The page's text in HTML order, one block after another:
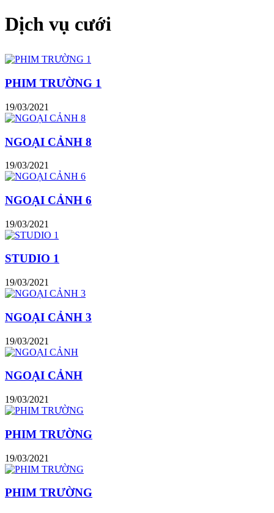
Dịch vụ cưới
PHIM TRƯỜNG 1
19/03/2021
NGOẠI CẢNH 8
19/03/2021
NGOẠI CẢNH 6
19/03/2021
STUDIO 1
19/03/2021
NGOẠI CẢNH 3
19/03/2021
NGOẠI CẢNH
19/03/2021
PHIM TRƯỜNG
19/03/2021
PHIM TRƯỜNG